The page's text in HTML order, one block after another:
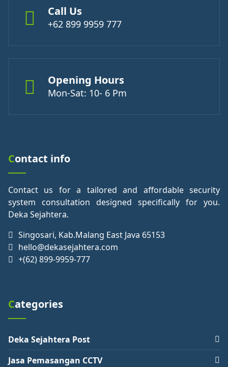
Call Us
+62 899 9959 777
Opening Hours
Mon-Sat: 10- 6 Pm
Contact info
Contact us for a tailored and affordable security
system consultation designed specifically for you.
Deka Sejahtera.
Singosari, Kab.Malang East Java 65153
hello@dekasejahtera.com
+(62) 899-9959-777
Categories
Deka Sejahtera Post
Jasa Pemasangan CCTV